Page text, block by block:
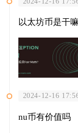
以太坊币是干
2024-12-16
nu币有价值吗